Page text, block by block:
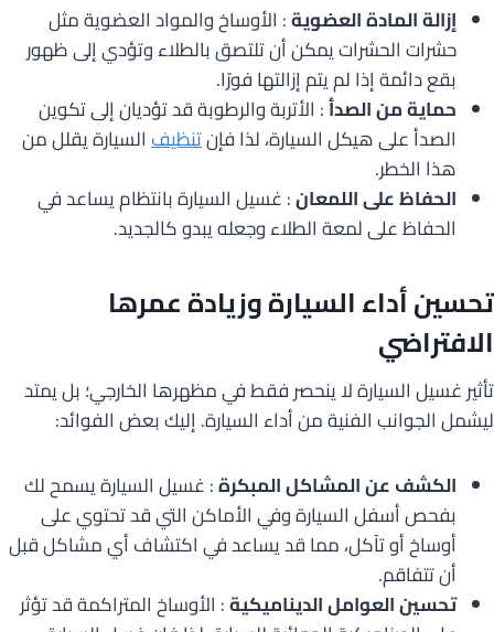
إزالة المادة العضوية: الأوساخ والمواد العضوية مثل
حشرات الحشرات يمكن أن تلتصق بالطلاء وتؤدي إلى ظهور
بقع دائمة إذا لم يتم إزالتها فورًا.
حماية من الصدأ: الأتربة والرطوبة قد تؤديان إلى تكوين
الصدأ على هيكل السيارة، لذا فإنتنظيفالسيارة يقلل من
هذا الخطر.
الحفاظ على اللمعان: غسيل السيارة بانتظام يساعد في
الحفاظ على لمعة الطلاء وجعله يبدو كالجديد.
تحسين أداء السيارة وزيادة عمرها
الافتراضي
تأثير غسيل السيارة لا ينحصر فقط في مظهرها الخارجي؛ بل يمتد
ليشمل الجوانب الفنية من أداء السيارة. إليك بعض الفوائد:
الكشف عن المشاكل المبكرة: غسيل السيارة يسمح لك
بفحص أسفل السيارة وفي الأماكن التي قد تحتوي على
أوساخ أو تآكل، مما قد يساعد في اكتشاف أي مشاكل قبل
أن تتفاقم.
تحسين العوامل الديناميكية: الأوساخ المتراكمة قد تؤثر